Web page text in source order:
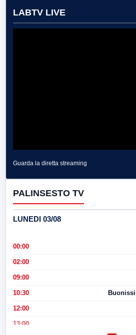
LABTV LIVE
Guarda la diretta streaming
PALINSESTO TV
LUNEDI 03/08
00:00
02:00
09:00
10:30
12:00
13:00